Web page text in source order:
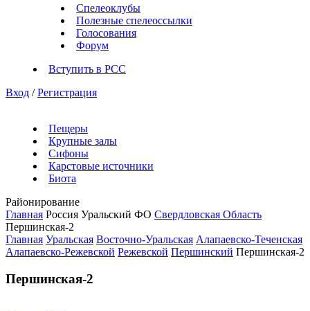
Спелеоклубы
Полезные спелеоссылки
Голосования
Форум
Вступить в РСС
Вход / Регистрация
Пещеры
Крупные залы
Сифоны
Карстовые источники
Биота
Районирование
Главная Россия Уральский ФО Свердловская Область
Першинская-2
Главная Уральская Восточно-Уральская Алапаевско-Теченская
Алапаевско-Режевской Режевской Першинский Першинская-2
Першинская-2